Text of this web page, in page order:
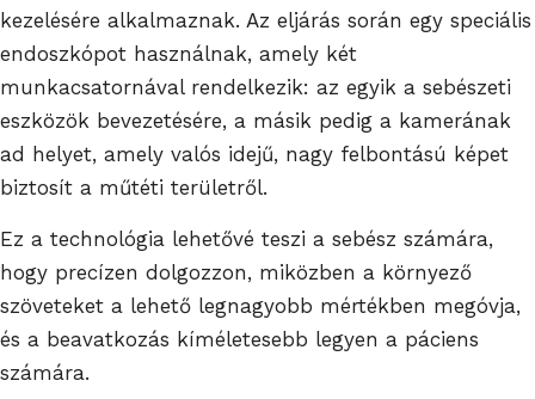
kezelésére alkalmaznak. Az eljárás során egy speciális
endoszkópot használnak, amely két
munkacsatornával rendelkezik: az egyik a sebészeti
eszközök bevezetésére, a másik pedig a kamerának
ad helyet, amely valós idejű, nagy felbontású képet
biztosít a műtéti területről.
Ez a technológia lehetővé teszi a sebész számára,
hogy precízen dolgozzon, miközben a környező
szöveteket a lehető legnagyobb mértékben megóvja,
és a beavatkozás kíméletesebb legyen a páciens
számára.